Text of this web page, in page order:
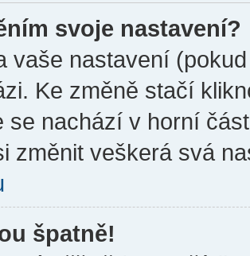
svoje nastavení?
vaše nastavení
Ke změně stačí
se nachází v horní
změnit veškerá svá
špatně!